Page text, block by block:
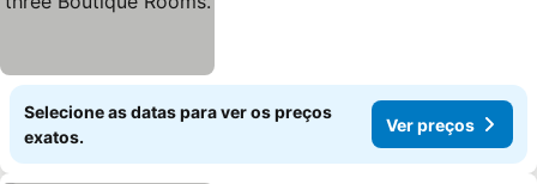
Selecione as datas para ver os preços
exatos.
Ver preços